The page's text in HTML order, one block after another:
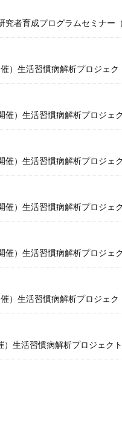
育成プログラムセミナー（
）生活習慣病解析プロジェク
）生活習慣病解析プロジェ
）生活習慣病解析プロジェ
）生活習慣病解析プロジェ
）生活習慣病解析プロジェ
）生活習慣病解析プロジェク
生活習慣病解析プロジェク